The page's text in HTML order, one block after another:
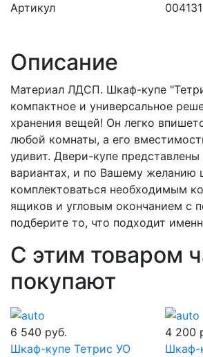
Артикул
004131
Описание
Материал ЛДСП. Шкаф-купе
компактное и универсальное
хранения вещей! Он легко
любой комнаты, а его
удивит. Двери-купе
вариантах, и по Вашему
комплектоваться необходимым
ящиков и угловым окончанием с
подберите то, что подходит
С этим товаром
покупают
6 540 руб.
Шкаф-купе Тетрис УО
4 200
Шкаф-